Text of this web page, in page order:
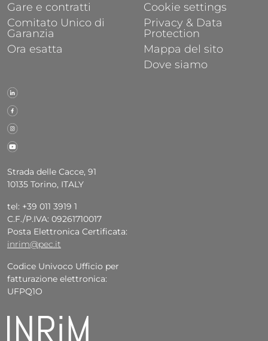
Strada delle Cacce, 91
10135 Torino, ITALY
tel: +39 011 3919 1
C.F./P.IVA: 09261710017
Posta Elettronica Certificata:
inrim@pec.it
Codice Univoco Ufficio per
fatturazione elettronica:
UFPQ1O
Gare e contratti
Comitato Unico di
Garanzia
Ora esatta
Cookie settings
Privacy & Data
Protection
Mappa del sito
Dove siamo